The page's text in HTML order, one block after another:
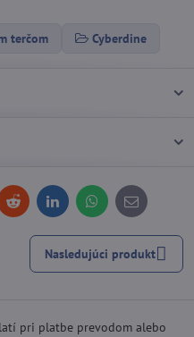
terčom Cyberdine
Reddit LinkedInWhatsApp
E-
mail
Nasledujúci produkt
pri platbe prevodom alebo